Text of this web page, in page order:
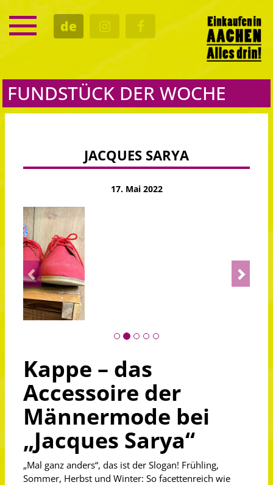
de
SERVICE
TERMINE
FUNDSTÜCK DER WOCHE
JACQUES SARYA
17. Mai 2022
Previous Next
Kappe – das
Accessoire der
Männermode bei
„Jacques Sarya“
„Mal ganz anders“, das ist der Slogan! Frühling,
Sommer, Herbst und Winter: So facettenreich wie